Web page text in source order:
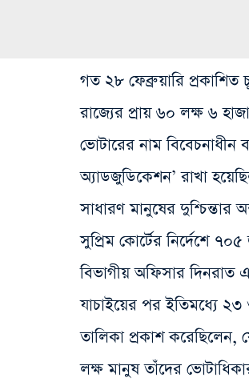
গত ২৮ ফেব্রুয়ারি প্রকাশিত
রাজ্যের প্রায় ৬০ লক্ষ ৬
ভোটারের নাম বিবেচনাধীন
অ্যাডজুডিকেশন’ রাখা
সাধারণ মানুষের দুশ্চিন্তার
সুপ্রিম কোর্টের নির্দেশে
বিভাগীয় অফিসার দিনরাত
যাচাইয়ের পর ইতিমধ্যে ২৩
তালিকা প্রকাশ করেছিলেন,
লক্ষ মানুষ তাঁদের